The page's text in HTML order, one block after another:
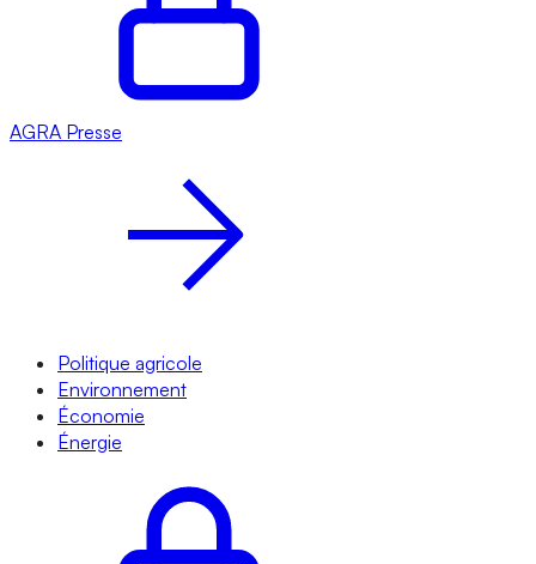
AGRA Presse
Politique agricole
Environnement
Économie
Énergie